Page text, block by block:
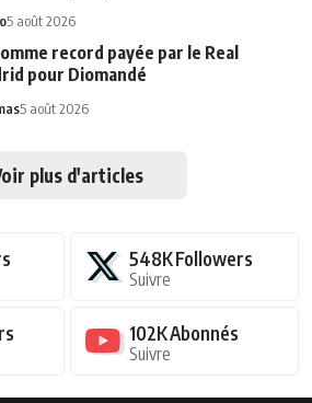
5 août 2026
record payée par le Real
pour Diomandé
5 août 2026
plus d'articles
548KFollowers
Suivre
102KAbonnés
Suivre